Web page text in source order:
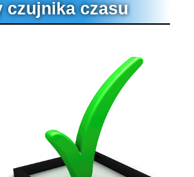
czujnika czasu